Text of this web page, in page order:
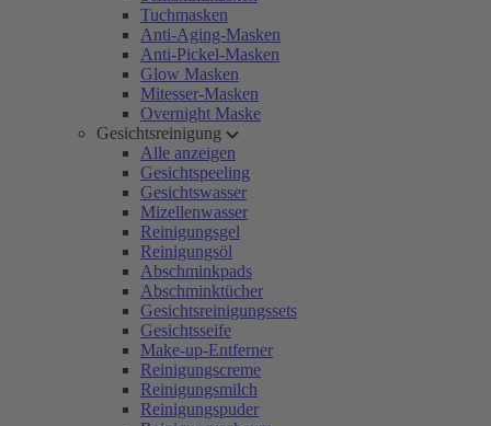
Tuchmasken
Anti-Aging-Masken
Anti-Pickel-Masken
Glow Masken
Mitesser-Masken
Overnight Maske
Gesichtsreinigung
Alle anzeigen
Gesichtspeeling
Gesichtswasser
Mizellenwasser
Reinigungsgel
Reinigungsöl
Abschminkpads
Abschminktücher
Gesichtsreinigungssets
Gesichtsseife
Make-up-Entferner
Reinigungscreme
Reinigungsmilch
Reinigungspuder